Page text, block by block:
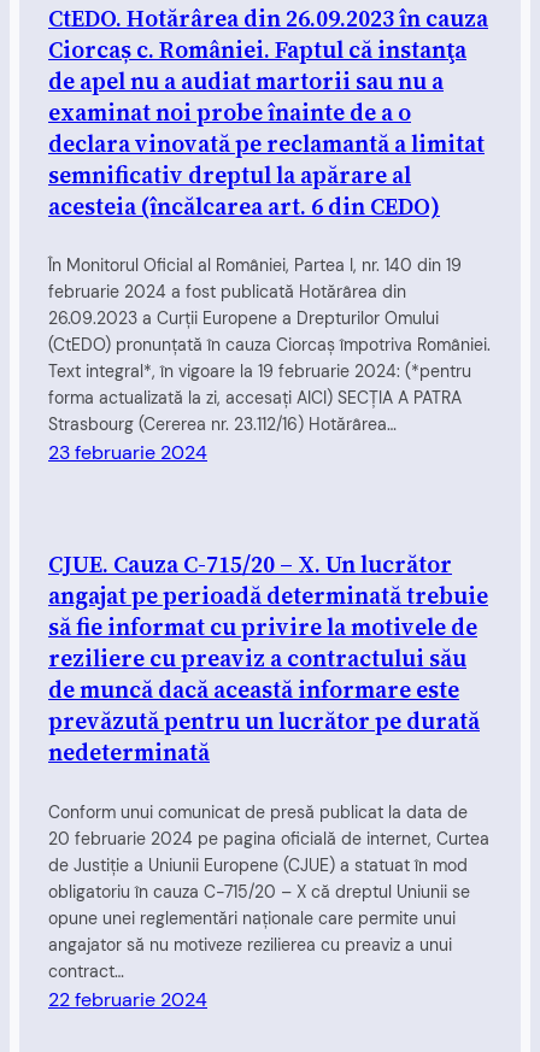
CtEDO. Hotărârea din 26.09.2023 în cauza
Ciorcaș c. României. Faptul că instanţa
de apel nu a audiat martorii sau nu a
examinat noi probe înainte de a o
declara vinovată pe reclamantă a limitat
semnificativ dreptul la apărare al
acesteia (încălcarea art. 6 din CEDO)
În Monitorul Oficial al României, Partea I, nr. 140 din 19
februarie 2024 a fost publicată Hotărârea din
26.09.2023 a Curții Europene a Drepturilor Omului
(CtEDO) pronunțată în cauza Ciorcaş împotriva României.
Text integral*, în vigoare la 19 februarie 2024: (*pentru
forma actualizată la zi, accesați AICI) SECŢIA A PATRA
Strasbourg (Cererea nr. 23.112/16) Hotărârea…
23 februarie 2024
CJUE. Cauza C-715/20 – X. Un lucrător
angajat pe perioadă determinată trebuie
să fie informat cu privire la motivele de
reziliere cu preaviz a contractului său
de muncă dacă această informare este
prevăzută pentru un lucrător pe durată
nedeterminată
Conform unui comunicat de presă publicat la data de
20 februarie 2024 pe pagina oficială de internet, Curtea
de Justiție a Uniunii Europene (CJUE) a statuat în mod
obligatoriu în cauza C-715/20 – X că dreptul Uniunii se
opune unei reglementări naționale care permite unui
angajator să nu motiveze rezilierea cu preaviz a unui
contract…
22 februarie 2024